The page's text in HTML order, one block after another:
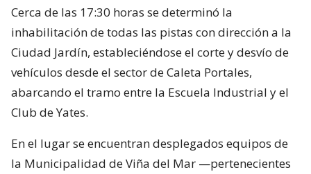
Cerca de las 17:30 horas se determinó la
inhabilitación de todas las pistas con dirección a la
Ciudad Jardín, estableciéndose el corte y desvío de
vehículos desde el sector de Caleta Portales,
abarcando el tramo entre la Escuela Industrial y el
Club de Yates.
En el lugar se encuentran desplegados equipos de
la Municipalidad de Viña del Mar —pertenecientes